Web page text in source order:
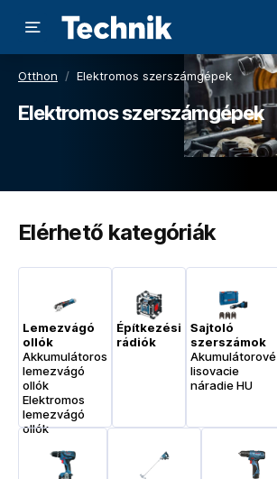
Otthon / Elektromos szerszámgépek
Elektromos szerszámgépek
Elérhető kategóriák
Lemezvágó
ollók
Akkumulátoros
lemezvágó
ollók
Elektromos
lemezvágó
ollók
Építkezési
rádiók
Sajtoló
szerszámok
Akumulátorové
lisovacie
náradie HU